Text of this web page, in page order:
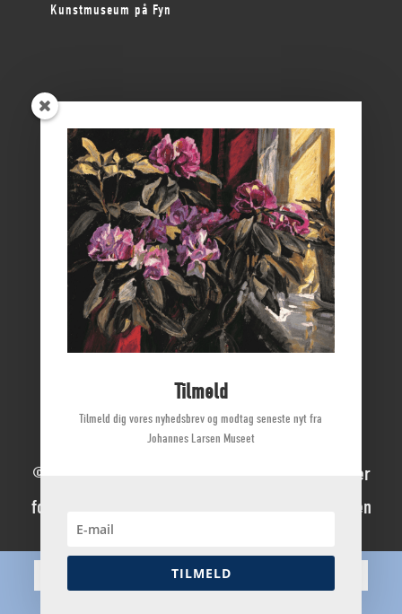
Kunstmuseum på Fyn
ØSTFYNS MUSEER
Vikingemuseet Ladby
Nyborg Slot
Borgmestergården
Farvergården
Høkeren
Kerteminde Byhistoriske Arkiv
© 2022 Johannes Larsen Museet | Alle rettigheder
forbeholdes | Direktør Mette Ladegaard Thøgersen
Tilmeld
Tilmeld dig vores nyhedsbrev og modtag seneste nyt fra
Johannes Larsen Museet
TILMELD
English